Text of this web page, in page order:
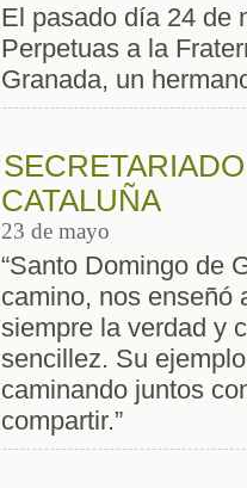
El pasado día 24 de
Perpetuas a la
Granada, un
CATALUÑA
23 de mayo
“Santo Domingo de
camino, nos enseñó
siempre la verdad y
sencillez. Su
caminando juntos
compartir.”